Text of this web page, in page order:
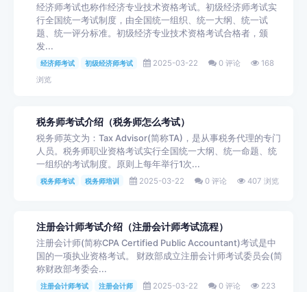
经济师考试也称作经济专业技术资格考试。初级经济师考试实
行全国统一考试制度，由全国统一组织、统一大纲、统一试
题、统一评分标准。初级经济专业技术资格考试合格者，颁
发...
经济师考试 初级经济师考试 2025-03-22 0 评论
168
浏览
税务师考试介绍（税务师怎么考试）
税务师英文为：Tax Advisor(简称TA)，是从事税务代理的专门
人员。税务师职业资格考试实行全国统一大纲、统一命题、统
一组织的考试制度。原则上每年举行1次...
税务师考试 税务师培训 2025-03-22 0 评论 407 浏览
注册会计师考试介绍（注册会计师考试流程）
注册会计师(简称CPA Certified Public Accountant)考试是中
国的一项执业资格考试。 财政部成立注册会计师考试委员会(简
称财政部考委会...
注册会计师考试 注册会计师 2025-03-22 0 评论
223